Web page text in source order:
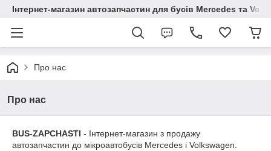
Інтернет-магазин автозапчастин для бусів Mercedes та
Про нас
Про нас
BUS-ZAPCHASTI - Інтернет-магазин з продажу
автозапчастин до мікроавтобусів Mercedes і Volkswagen.